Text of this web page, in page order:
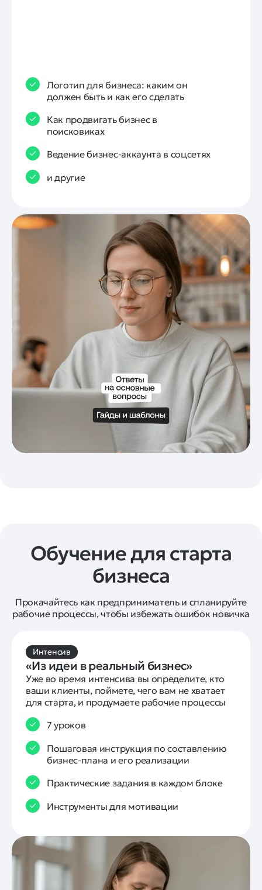
Логотип для бизнеса: каким он
должен быть и как его сделать
Как продвигать бизнес в
поисковиках
Ведение бизнес-аккаунта в соцсетях
и другие
Обучение для старта
бизнеса
Прокачайтесь как предприниматель и спланируйте
рабочие процессы, чтобы избежать ошибок новичка
Интенсив
«Из идеи в реальный бизнес»
Уже во время интенсива вы определите, кто
ваши клиенты, поймете, чего вам не хватает
для старта, и продумаете рабочие процессы
7 уроков
Пошаговая инструкция по составлению
бизнес-плана и его реализации
Практические задания в каждом блоке
Инструменты для мотивации